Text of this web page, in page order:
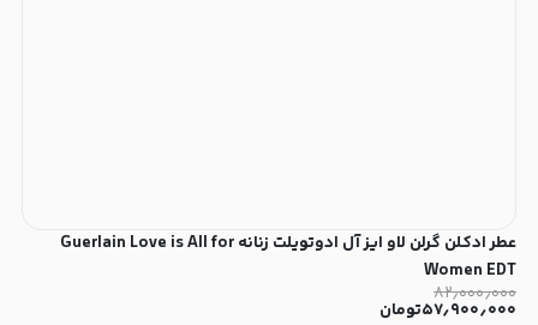
عطر ادکلن گرلن لاو ایز آل ادوتویلت زنانه Guerlain Love is All for
Women EDT
۸۲٫۰۰۰٫۰۰۰
۵۷٫۹۰۰٫۰۰۰تومان